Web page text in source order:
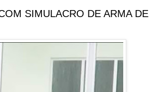
SIMULACRO DE ARMA DE